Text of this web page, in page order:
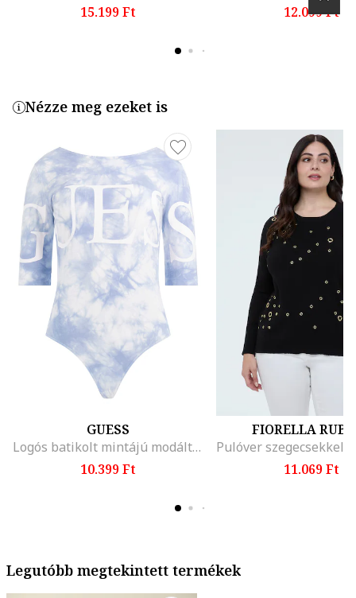
15.199 Ft
12.099 Ft
Nézze meg ezeket is
GUESS
Logós batikolt mintájú modáltartalmú body
10.399 Ft
FIORELLA
11.069 Ft
Legutóbb megtekintett termékek